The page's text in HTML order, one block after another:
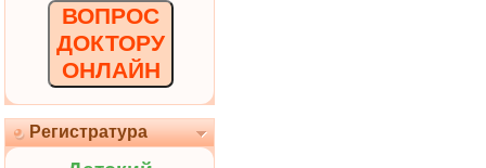
ВОПРОС
ДОКТОРУ
ОНЛАЙН
Регистратура